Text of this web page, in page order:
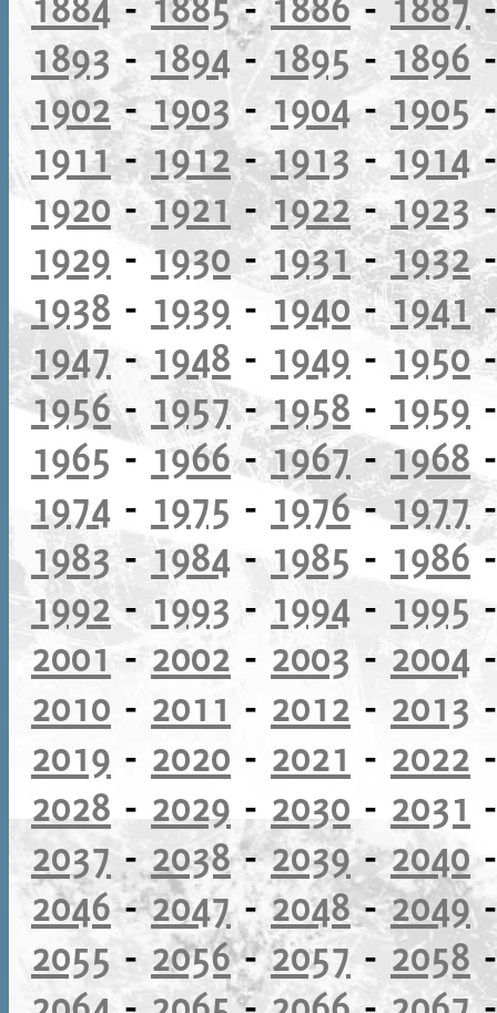
1893 - 1894- 1895-1896
1902-1903 - 1904-1905
1911-1912-1913 -1914
1920 -1921-1922-1923
1929 -1930-1931-1932
1938 - 1939 - 1940-1941
1947- 1948 - 1949 - 1950
1956- 1957-1958 - 1959
1965 - 1966-1967-1968
1974 - 1975 - 1976-1977
1983 -1984 - 1985 - 1986
1992- 1993 - 1994 - 1995
2001 - 2002 - 2003 - 2004
2010 - 2011 - 2012 - 2013
2019 - 2020 - 2021 - 2022
2028 - 2029 - 2030 - 2031
2037 - 2038-2039-2040
2046-2047- 2048-2049
2055 - 2056-2057 - 2058